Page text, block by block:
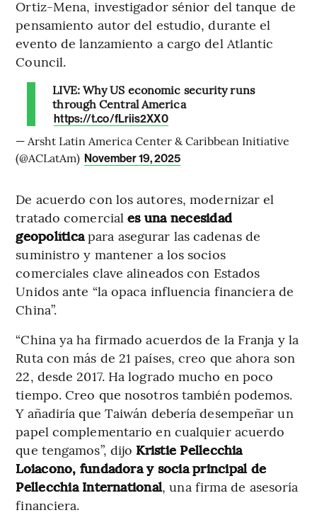
Ortiz-Mena, investigador sénior del tanque de
pensamiento autor del estudio, durante el
evento de lanzamiento a cargo del Atlantic
Council.
LIVE: Why US economic security runs
through Central America
https://t.co/fLriis2XX0
— Arsht Latin America Center & Caribbean Initiative
(@ACLatAm) November 19, 2025
De acuerdo con los autores, modernizar el
tratado comerciales una necesidad
geopolíticapara asegurar las cadenas de
suministro y mantener a los socios
comerciales clave alineados con Estados
Unidos ante “la opaca influencia financiera de
China”.
“China ya ha firmado acuerdos de la Franja y la
Ruta con más de 21 países, creo que ahora son
22, desde 2017. Ha logrado mucho en poco
tiempo. Creo que nosotros también podemos.
Y añadiría que Taiwán debería desempeñar un
papel complementario en cualquier acuerdo
que tengamos”, dijo Kristie Pellecchia
Loiacono, fundadora y socia principal de
Pellecchia International, una firma de asesoría
financiera.